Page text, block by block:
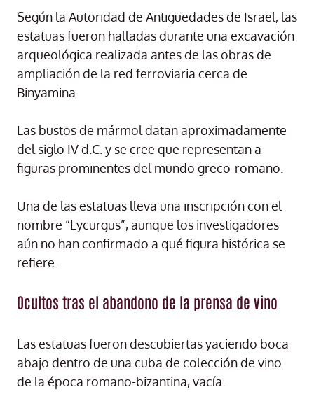
Según la Autoridad de Antigüedades de Israel, las
estatuas fueron halladas durante una excavación
arqueológica realizada antes de las obras de
ampliación de la red ferroviaria cerca de
Binyamina.
Las bustos de mármol datan aproximadamente
del siglo IV d.C. y se cree que representan a
figuras prominentes del mundo greco-romano.
Una de las estatuas lleva una inscripción con el
nombre “Lycurgus”, aunque los investigadores
aún no han confirmado a qué figura histórica se
refiere.
Ocultos tras el abandono de la prensa de vino
Las estatuas fueron descubiertas yaciendo boca
abajo dentro de una cuba de colección de vino
de la época romano-bizantina, vacía.